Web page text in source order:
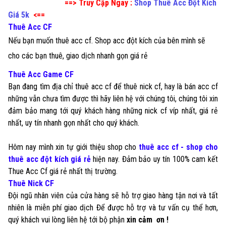
==> Truy Cập Ngay : Shop Thuê Acc Đột Kích
Giá 5k <==
Thuê Acc CF
Nếu bạn muốn thuê acc cf. Shop acc đột kích của bên mình sẽ
cho các bạn thuê, giao dịch nhanh gọn giá rẻ
Thuê Acc Game CF
Bạn đang tìm địa chỉ thuê acc cf để thuê nick cf, hay là bán acc cf
những vẫn chưa tìm được thì hãy liên hệ với chúng tôi, chúng tôi xin
đảm bảo mang tới quý khách hàng những nick cf víp nhất, giá rẻ
nhất, uy tín nhanh gọn nhất cho quý khách.
Hôm nay mình xin tự giới thiệu shop cho thuê acc cf - shop cho
thuê acc đột kích giá rẻhiện nay. Đảm bảo uy tín 100% cam kết
Thue Acc Cf giá rẻ nhất thị trường.
Thuê Nick CF
Đội ngũ nhân viên của cửa hàng sẽ hỗ trợ giao hàng tận nơi và tất
nhiên là miễn phí giao dịch Để được hỗ trợ và tư vấn cụ thể hơn,
quý khách vui lòng liên hệ tới bộ phận xin cảm ơn !